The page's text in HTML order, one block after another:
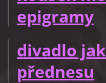
epigramy
divadlo
přednesu